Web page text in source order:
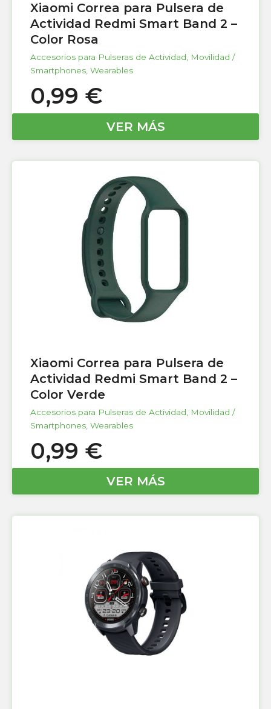
Xiaomi Correa para Pulsera de
Actividad Redmi Smart Band 2 –
Color Rosa
Accesorios para Pulseras de Actividad, Movilidad /
Smartphones, Wearables
0,99 €
VER MÁS
Xiaomi Correa para Pulsera de
Actividad Redmi Smart Band 2 –
Color Verde
Accesorios para Pulseras de Actividad
Movilidad /
Smartphones Wearables
0,99 €
VER MÁS